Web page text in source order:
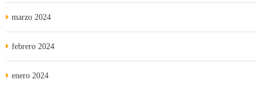
marzo 2024
febrero 2024
enero 2024